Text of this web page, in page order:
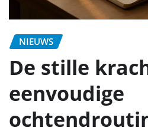
NIEUWS
De stille
eenvoudige